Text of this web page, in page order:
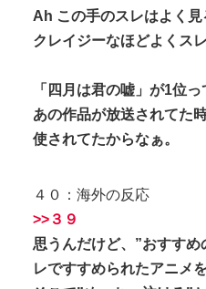
Ah この手のスレはよく見
クレイジーなほどよくス
「四月は君の嘘」が1位
あの作品が放送されてた
使されてたからなぁ。
４０：海外の反応
>>３９
思うんだけど、”おすす
レですすめられたアニメ